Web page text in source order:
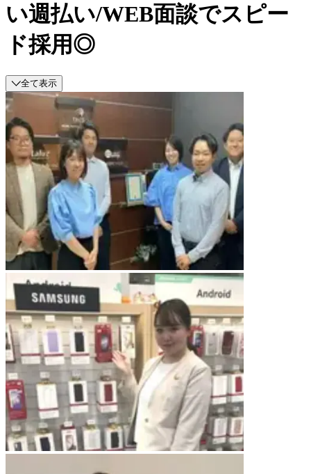
い週払い/WEB面談でスピー
ド採用◎
全て表示